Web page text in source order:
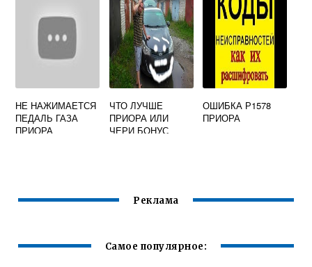
ЛАДА ПРИОРА
НЕ НАЖИМАЕТСЯ
ПЕДАЛЬ ГАЗА
ПРИОРА
ЧТО ЛУЧШЕ
ПРИОРА ИЛИ
ЧЕРИ БОНУС
ОШИБКА Р1578
ПРИОРА
Реклама
Самое популярное: